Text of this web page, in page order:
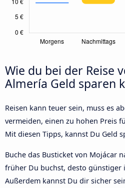
Wie du bei der Reise
Almería Geld sparen
Reisen kann teuer sein, muss es
vermeiden, einen zu hohen Preis
Mit diesen Tipps, kannst Du Geld
Buche das Busticket von Mojácar
früher Du buchst, desto günstiger
Außerdem kannst Du dir sicher